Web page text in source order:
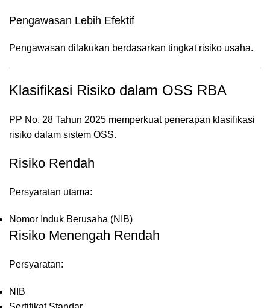
Pengawasan Lebih Efektif
Pengawasan dilakukan berdasarkan tingkat risiko usaha.
Klasifikasi Risiko dalam OSS RBA
PP No. 28 Tahun 2025 memperkuat penerapan klasifikasi
risiko dalam sistem OSS.
Risiko Rendah
Persyaratan utama:
Nomor Induk Berusaha (NIB)
Risiko Menengah Rendah
Persyaratan:
NIB